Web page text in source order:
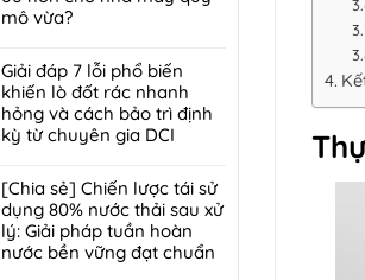
[Giải
pháp]
nghệ
Biofilter
kết
hợp
lọc:
Xử
lý
mùi
mô vừa?
có
bình
luận
ở
Giải
xử
lý
bùn
thải
Giải đáp 7 lỗi phổ biến
khiến lò đốt rác nhanh
hỏng và cách bảo trì định
kỳ từ chuyên gia DCI
có
bình
luận
ở
Giải
[Chia sẻ] Chiến lược tái sử
dụng 80% nước thải sau xử
lý: Giải pháp tuần hoàn
nước bền vững đạt chuẩn